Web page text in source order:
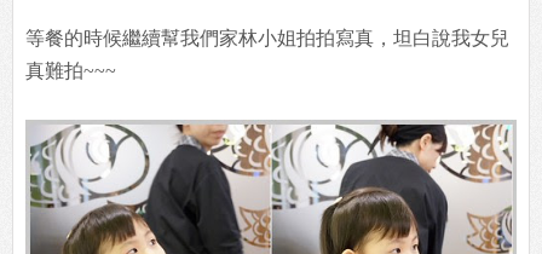
等餐的時候繼續幫我們家林小姐拍拍寫真，坦白說我女兒
真難拍~~~